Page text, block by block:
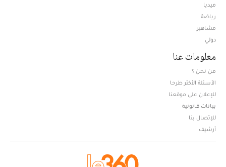
ميديا
رياضة
مشاهير
دولي
معلومات عنا
من نحن ؟
الأسئلة الأكثر طرحا
للإعلان على موقعنا
بيانات قانونية
للإتصال بنا
أرشيف